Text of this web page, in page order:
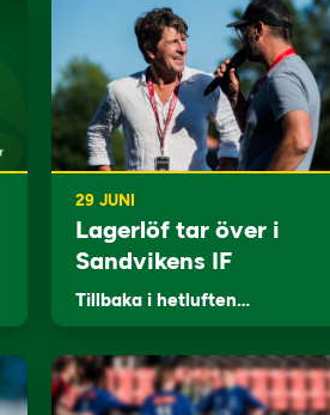
29 JUNI
Lagerlöf tar över i
Sandvikens IF
Tillbaka i hetluften…